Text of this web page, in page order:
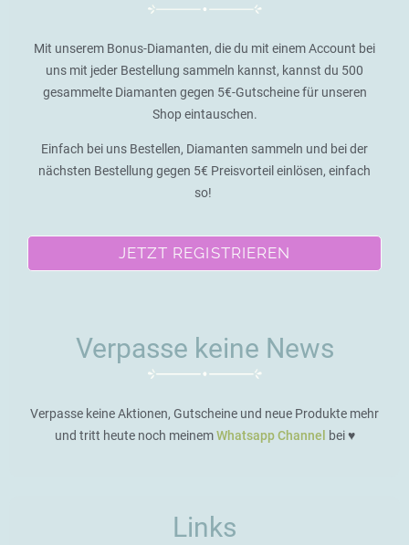
Mit unserem Bonus-Diamanten, die du mit einem Account bei
uns mit jeder Bestellung sammeln kannst, kannst du 500
gesammelte Diamanten gegen 5€-Gutscheine für unseren
Shop eintauschen.
Einfach bei uns Bestellen, Diamanten sammeln und bei der
nächsten Bestellung gegen 5€ Preisvorteil einlösen, einfach
so!
JETZT REGISTRIEREN
Verpasse keine News
Verpasse keine Aktionen, Gutscheine und neue Produkte mehr
und tritt heute noch meinemWhatsapp Channel bei ♥️
Links